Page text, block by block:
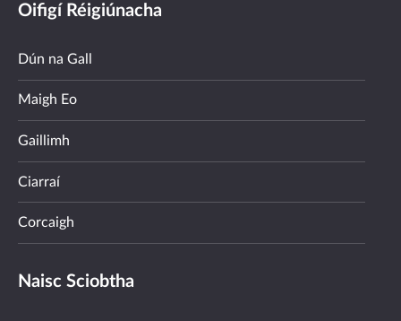
Oifigí Réigiúnacha
Dún na Gall
Maigh Eo
Gaillimh
Ciarraí
Corcaigh
Naisc Sciobtha